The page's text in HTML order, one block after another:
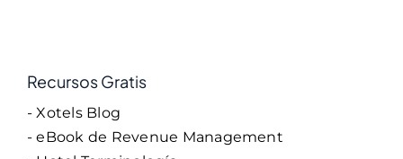
Recursos Gratis
- Xotels Blog
- eBook de Revenue Management